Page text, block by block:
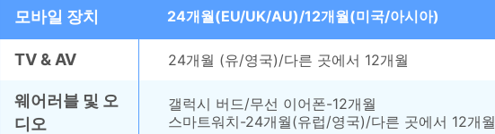
모바일 장치 24개월(EU/UK/AU)/12개월(미국/아시아)
TV & AV 24개월 (유/영국)/다른 곳에서 12개월
웨어러블 및 오
디오
갤럭시 버드/무선 이어폰-12개월
스마트워치-24개월(유럽/영국)/다른 곳에서 12개월